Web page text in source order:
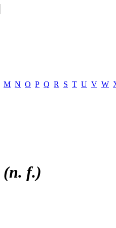
M N O P Q R S T U V W
(n. f.)